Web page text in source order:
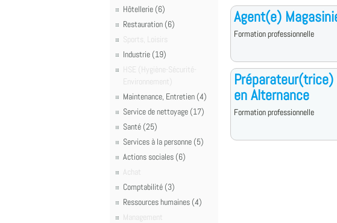
Hôtellerie (6)
Restauration (6)
Sports, Loisirs
Industrie (19)
HSE (Hygiène-Sécurité-
Environnement)
Maintenance, Entretien (4)
Service de nettoyage (17)
Santé (25)
Services à la personne (5)
Actions sociales (6)
Achat
Comptabilité (3)
Ressources humaines (4)
Management
Agent(e)
Formation professionnelle
en Alternance
Formation professionnelle